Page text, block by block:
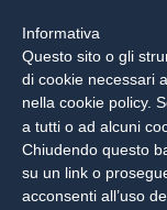
Cerca la tua
Informativa
Questo sito o gli
di cookie necessari
nella cookie policy.
a tutti o ad alcuni
Chiudendo questo
su un link o
acconsenti all’uso